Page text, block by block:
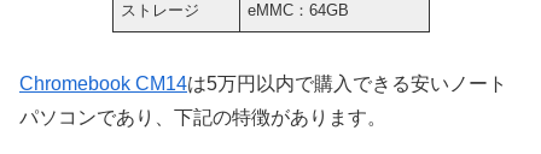
ストレージ eMMC：64GB
Chromebook CM14は5万円以内で購入できる安いノート
パソコンであり、下記の特徴があります。